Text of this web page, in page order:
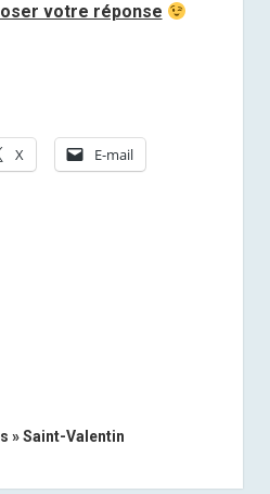
votre réponse
X E-mail
» Saint-Valentin